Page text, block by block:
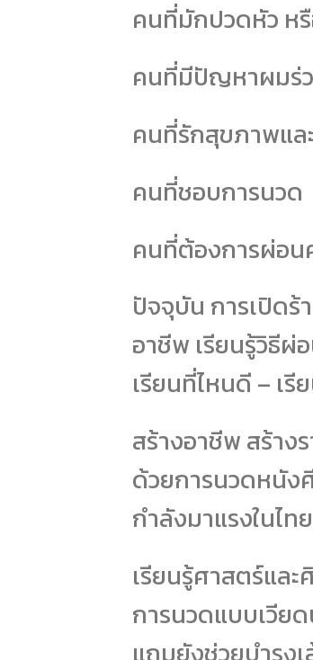
คนที่มักปวดหัว ห
คนที่มีปัญหาผมร่
คนที่รักสุขภาพแล
คนที่ชอบการนวด
คนที่ต้องการผ่อน
ปัจจุบัน การเปิด
อาชีพ เรียนรู้วิธีผ่
เรียนที่ไหนดี – เ
สร้างอาชีพ สร้าง
ด้วยการนวดหนังศี
กำลังมาแรงในไท
เรียนรู้ศาสตร์แล
การนวดแบบเวีย